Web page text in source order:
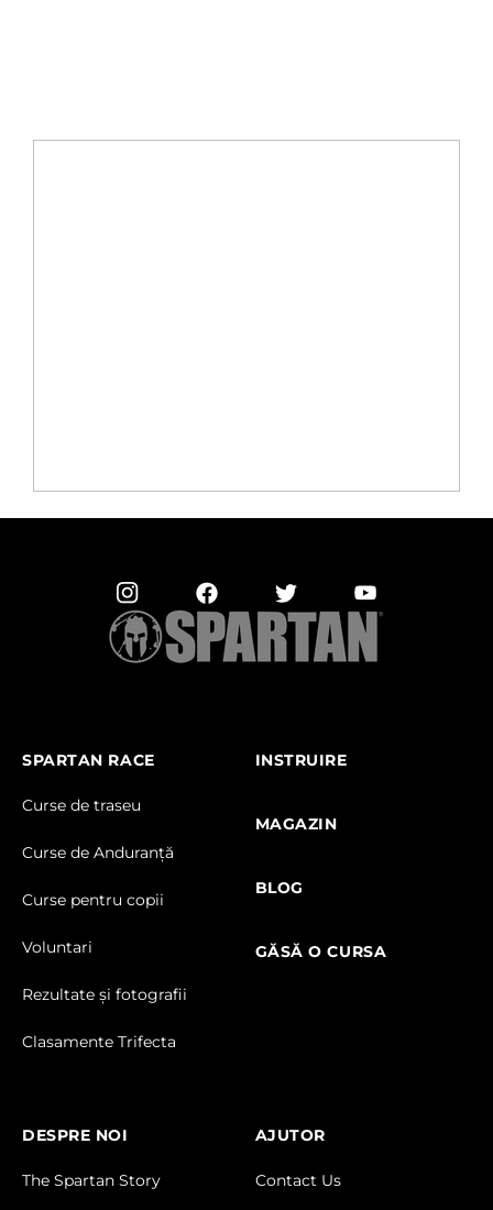
SPARTAN RACE
Curse de traseu
Curse de Anduranță
Curse pentru copii
Voluntari
Rezultate și fotografii
Clasamente Trifecta
INSTRUIRE
MAGAZIN
BLOG
GĂSĂ O CURSA
DESPRE NOI
The Spartan Story
AJUTOR
Contact Us